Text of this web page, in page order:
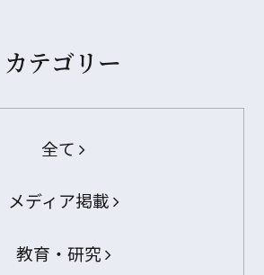
カテゴリー
全て
メディア掲載
教育・研究